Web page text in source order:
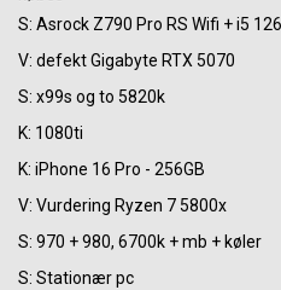
S: Asrock Z790 Pro RS Wifi + i5
V: defekt Gigabyte RTX 5070
S: x99s og to 5820k
K: 1080ti
K: iPhone 16 Pro - 256GB
V: Vurdering Ryzen 7 5800x
S: 970 + 980, 6700k + mb + køler
S: Stationær pc